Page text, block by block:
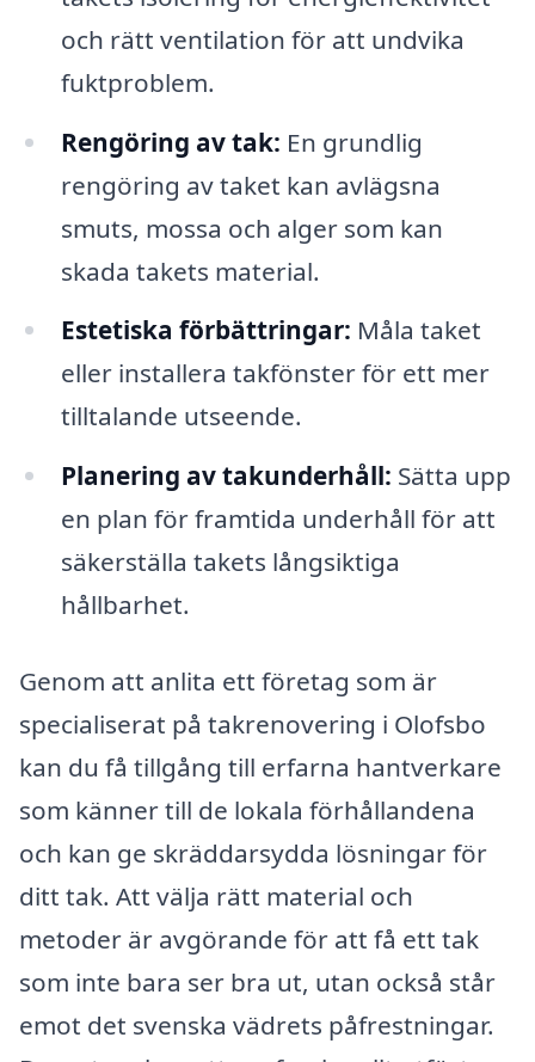
och rätt ventilation för att undvika
fuktproblem.
Rengöring av tak: En grundlig
rengöring av taket kan avlägsna
smuts, mossa och alger som kan
skada takets material.
Estetiska förbättringar: Måla taket
eller installera takfönster för ett mer
tilltalande utseende.
Planering av takunderhåll: Sätta upp
en plan för framtida underhåll för att
säkerställa takets långsiktiga
hållbarhet.
Genom att anlita ett företag som är
specialiserat på takrenovering i Olofsbo
kan du få tillgång till erfarna hantverkare
som känner till de lokala förhållandena
och kan ge skräddarsydda lösningar för
ditt tak. Att välja rätt material och
metoder är avgörande för att få ett tak
som inte bara ser bra ut, utan också står
emot det svenska vädrets påfrestningar.